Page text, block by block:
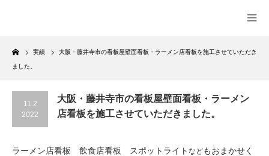
Home
実績 大阪・藤井寺市の看板屋壁面看板・ラーメン店看板を施工させていただき
ました。
11.2
2022
大阪・藤井寺市の看板屋壁面看板・ラーメン
店看板を施工させていただきました。
ラーメン店看板 飲食店看板 スポットライト などもおまかせく